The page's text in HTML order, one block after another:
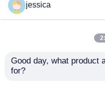
jessica
Good day, what product
for?